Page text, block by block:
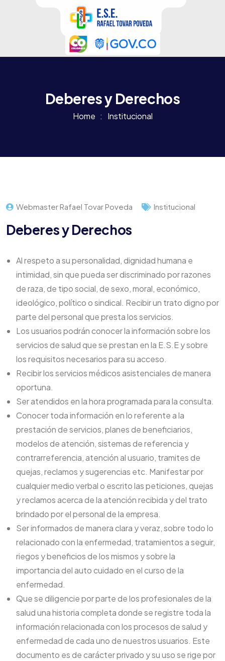
Deberes y Derechos
Home Institucional
Webmaster Rafael Tovar Poveda Institucional
Deberes y Derechos
Al respeto a su personalidad, dignidad humana e
intimidad, sin que pueda ser discriminado por razones
de raza, de tipo social, de sexo, moral, económico,
ideológico, político o sindical. Recibir un trato digno por
parte del personal que presta los servicios.
Los usuarios podrán conocer la información sobre los
servicios de salud que se prestan en la E.S.E y sobre
los requisitos necesarios para su acceso.
Recibir los servicios médicos asistenciales de manera
oportuna.
Ser atendidos en la hora programada para la consulta.
Conocer toda información en lo referente a la
prestación de servicios, planes de beneficiarios,
modelos de atención, sistemas de referencia y
contrarreferencia, atención al usuario, tramites de
quejas, reclamos y sugerencias etc. Manifestar por
cualquier medio verbal o escrito las peticiones, quejas
y reclamos acerca de la atención recibida y del trato
brindado por el personal de la empresa.
Ser informados de manera clara y veraz, sobre todo lo
relacionado con la enfermedad, tratamientos a seguir,
riegos y beneficios de los mismos y sobre la
importancia del auto cuidado en el curso de la
enfermedad.
Que se diligencie por parte de los profesionales de la
salud una historia completa donde se registre toda la
información relacionada con los procesos de salud y
enfermedad de cada uno de nuestros usuarios. Este
documento es de carácter privado y su uso se rige por